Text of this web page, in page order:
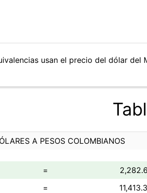
usan el precio del dólar
A PESOS COLOMBIANOS
=
=